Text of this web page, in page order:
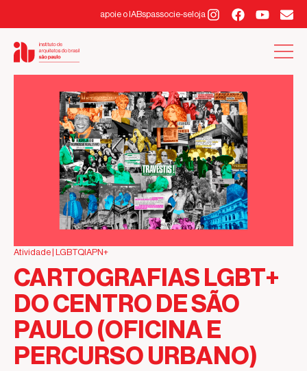
apoie o IABspassocie-seloja
Atividade | LGBTQIAPN+
CARTOGRAFIAS LGBT+
DO CENTRO DE SÃO
PAULO (OFICINA E
PERCURSO URBANO)